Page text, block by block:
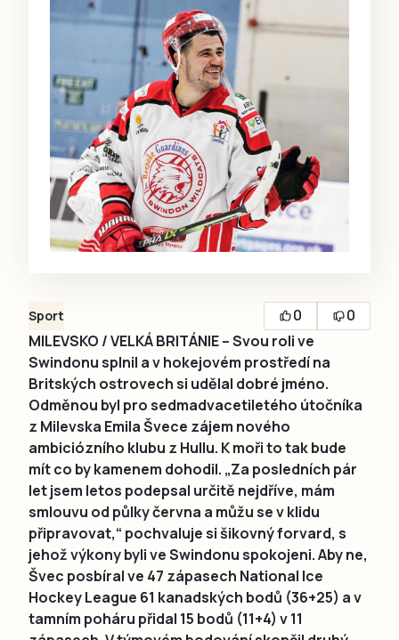
Sport 0
0
MILEVSKO / VELKÁ BRITÁNIE – Svou roli ve
Swindonu splnil a v hokejovém prostředí na
Britských ostrovech si udělal dobré jméno.
Odměnou byl pro sedmadvacetiletého útočníka
z Milevska Emila Švece zájem nového
ambiciózního klubu z Hullu. K moři to tak bude
mít co by kamenem dohodil. „Za posledních pár
let jsem letos podepsal určitě nejdříve, mám
smlouvu od půlky června a můžu se v klidu
připravovat,“ pochvaluje si šikovný forvard, s
jehož výkony byli ve Swindonu spokojeni. Aby ne,
Švec posbíral ve 47 zápasech National Ice
Hockey League 61 kanadských bodů (36+25) a v
tamním poháru přidal 15 bodů (11+4) v 11